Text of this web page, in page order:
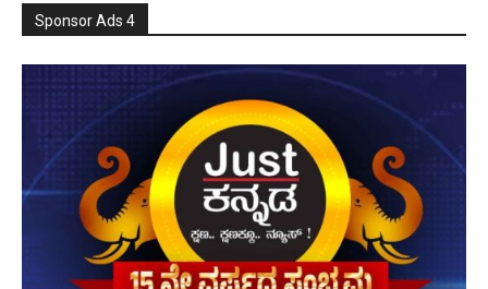
Sponsor Ads 4